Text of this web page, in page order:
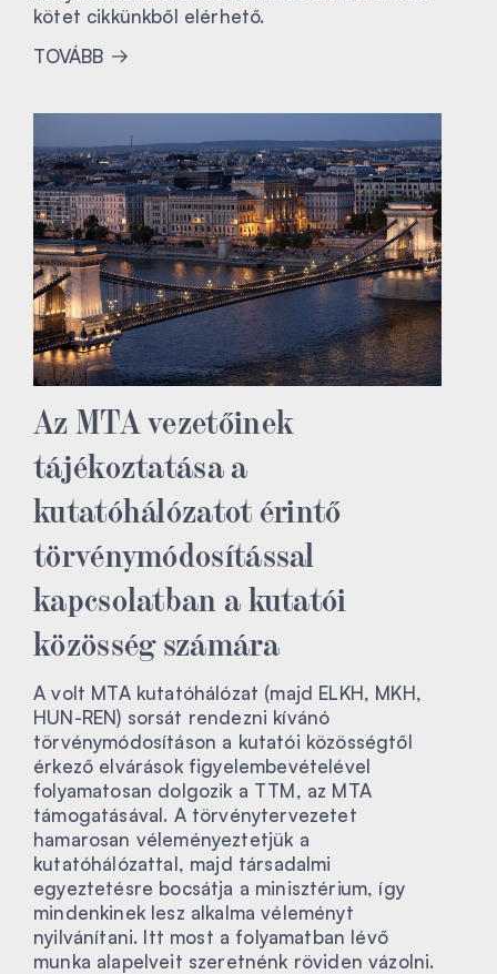
kötet cikkünkből elérhető.
TOVÁBB
Az MTA vezetőinek
tájékoztatása a
kutatóhálózatot érintő
törvénymódosítással
kapcsolatban a kutatói
közösség számára
A volt MTA kutatóhálózat (majd ELKH, MKH,
HUN-REN) sorsát rendezni kívánó
törvénymódosításon a kutatói közösségtől
érkező elvárások figyelembevételével
folyamatosan dolgozik a TTM, az MTA
támogatásával. A törvénytervezetet
hamarosan véleményeztetjük a
kutatóhálózattal, majd társadalmi
egyeztetésre bocsátja a minisztérium, így
mindenkinek lesz alkalma véleményt
nyilvánítani. Itt most a folyamatban lévő
munka alapelveit szeretnénk röviden vázolni.